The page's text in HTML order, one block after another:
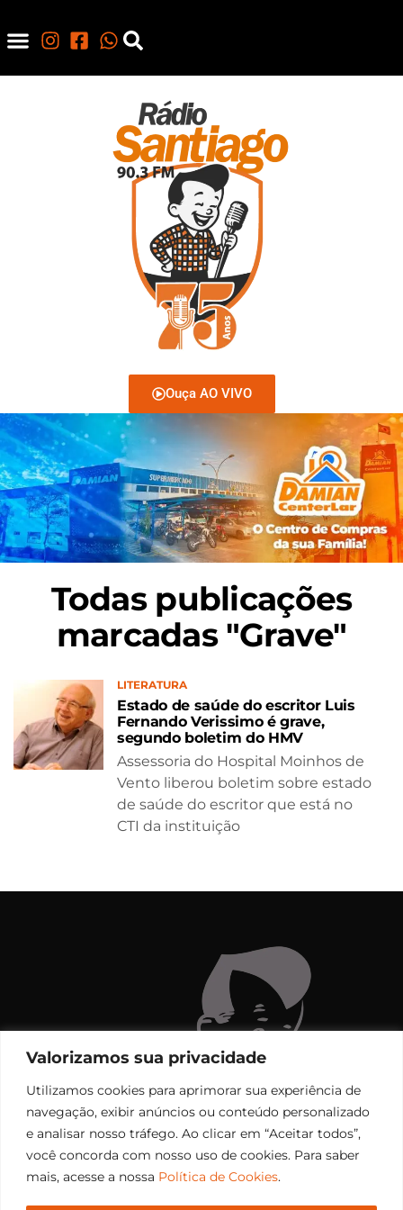
Valorizamos sua privacidade
Utilizamos cookies para aprimorar sua experiência de
navegação, exibir anúncios ou conteúdo personalizado
e analisar nosso tráfego. Ao clicar em “Aceitar todos”,
você concorda com nosso uso de cookies. Para saber
mais, acesse a nossa Política de Cookies.
Ouça AO VIVO
Todas publicações
marcadas "Grave"
LITERATURA
Estado de saúde do escritor Luis
Fernando Verissimo é grave,
segundo boletim do HMV
Assessoria do Hospital Moinhos de
Vento liberou boletim sobre estado
de saúde do escritor que está no
CTI da instituição